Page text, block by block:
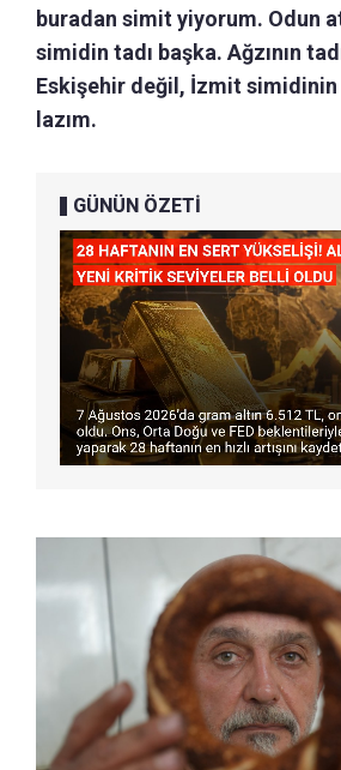
buradan simit yiyorum. Odun
simidin tadı başka. Ağzının
Eskişehir değil, İzmit simidinin
lazım.
GÜNÜN ÖZETİ